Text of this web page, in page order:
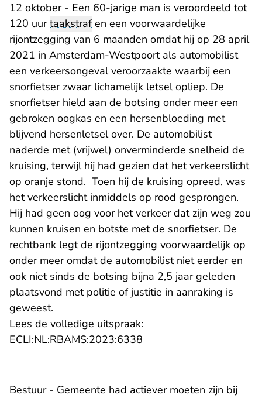
12 oktober - Een 60-jarige man is veroordeeld tot
120 uurtaakstrafen een voorwaardelijke
rijontzegging van 6 maanden omdat hij op 28 april
2021 in Amsterdam-Westpoort als automobilist
een verkeersongeval veroorzaakte waarbij een
snorfietser zwaar lichamelijk letsel opliep. De
snorfietser hield aan de botsing onder meer een
gebroken oogkas en een hersenbloeding met
blijvend hersenletsel over. De automobilist
naderde met (vrijwel) onverminderde snelheid de
kruising, terwijl hij had gezien dat het verkeerslicht
op oranje stond. Toen hij de kruising opreed, was
het verkeerslicht inmiddels op rood gesprongen.
Hij had geen oog voor het verkeer dat zijn weg zou
kunnen kruisen en botste met de snorfietser. De
rechtbank legt de rijontzegging voorwaardelijk op
onder meer omdat de automobilist niet eerder en
ook niet sinds de botsing bijna 2,5 jaar geleden
plaatsvond met politie of justitie in aanraking is
geweest.
Lees de volledige uitspraak:
ECLI:NL:RBAMS:2023:6338
Bestuur - Gemeente had actiever moeten zijn bij